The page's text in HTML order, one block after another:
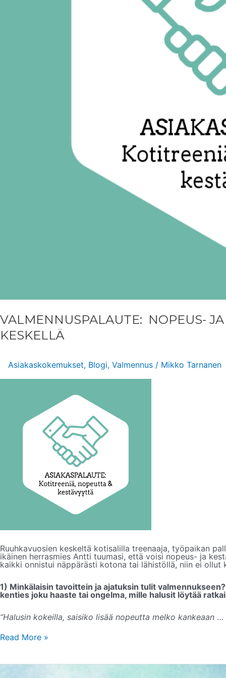
VALMENNUSPALAUTE: NOPEUS-
KESKELLÄ
Asiakaskokemukset, Blogi, Valmennus / Mikko Tarnanen
Ruuhkavuosien keskeltä kotisalilla treenaaja, työpaikan
ikäinen herrasmies Antti tuumasi, että voisi nopeus- ja
kaikki onnistui näppärästi kotona tai lähistöllä, niin ei ollut
1) Minkälaisin tavoittein ja ajatuksin tulit
kenties joku haaste tai ongelma, mille halusit löytää
“Halusin kokeilla, saisiko lisää nopeutta melko kankeaan …
Read More »
VALMENNUSPALAUTE: